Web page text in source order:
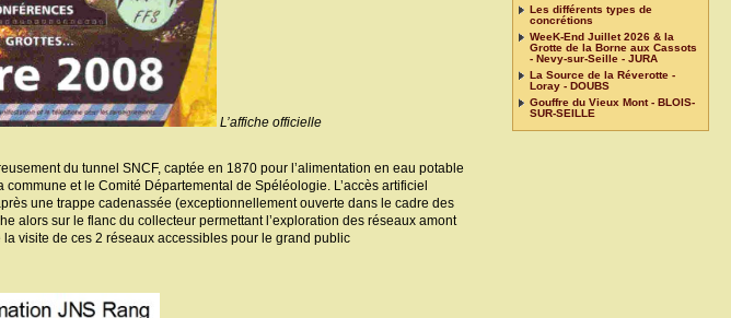
L’affiche officielle
du tunnel SNCF, captée en 1870 pour l’alimentation en eau potable
et le Comité Départemental de Spéléologie. L’accès artificiel
une trappe cadenassée (exceptionnellement ouverte dans le cadre des
alors sur le flanc du collecteur permettant l’exploration des réseaux amont
visite de ces 2 réseaux accessibles pour le grand public
Les différents types de
concrétions
WeeK-End Juillet 2026 & la
Grotte de la Borne aux Cassots
- Nevy-sur-Seille - JURA
La Source de la Réverotte -
Loray - DOUBS
Gouffre du Vieux Mont - BLOIS-
SUR-SEILLE